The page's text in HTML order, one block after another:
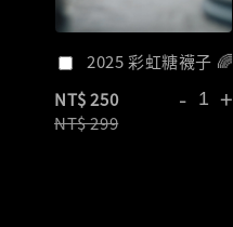
2025 彩虹糖襪子 🌈
NT$ 250
NT$ 299
- +